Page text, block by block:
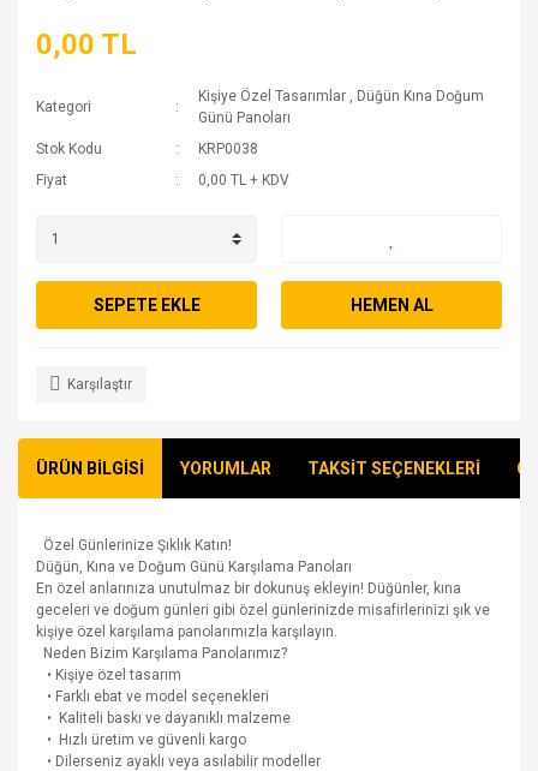
0,00 TL
Kategori
Kişiye Özel Tasarımlar , Düğün Kına Doğum
Günü Panoları
Stok Kodu
KRP0038
Fiyat
0,00 TL + KDV
SEPETE EKLE HEMEN AL
Karşılaştır
ÜRÜN BİLGİSİ YORUMLAR TAKSİT SEÇENEKLERİ
Özel Günlerinize Şıklık Katın!
Düğün, Kına ve Doğum Günü Karşılama Panoları
En özel anlarınıza unutulmaz bir dokunuş ekleyin! Düğünler, kına
geceleri ve doğum günleri gibi özel günlerinizde misafirlerinizi şık ve
kişiye özel karşılama panolarımızla karşılayın.
Neden Bizim Karşılama Panolarımız?
• Kişiye özel tasarım
• Farklı ebat ve model seçenekleri
• Kaliteli baskı ve dayanıklı malzeme
• Hızlı üretim ve güvenli kargo
• Dilerseniz ayaklı veya asılabilir modeller